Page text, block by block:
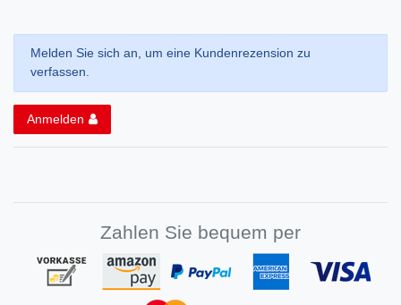
Melden Sie sich an, um eine Kundenrezension zu
verfassen.
Anmelden
Zahlen Sie bequem per